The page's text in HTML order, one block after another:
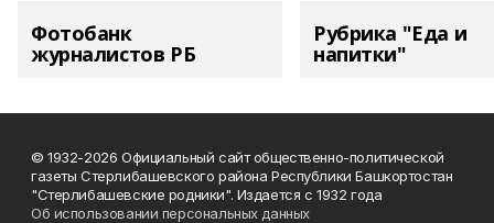
Фотобанк
журналистов РБ
Рубрика "Еда и
напитки"
© 1932-2026 Официальный сайт общественно-политической
газеты Стерлибашевского района Республики Башкортостан
"Стерлибашевские родники". Издается с 1932 года
Об использовании персональных данных